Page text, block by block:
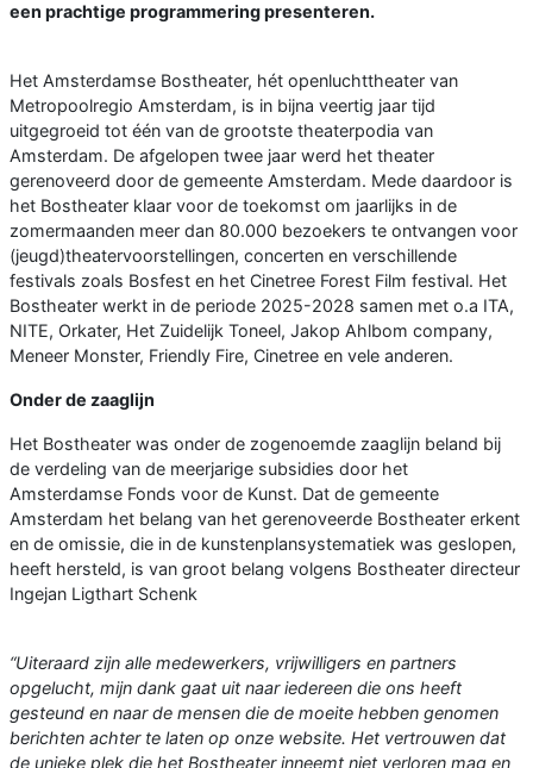
een prachtige programmering presenteren.
Het Amsterdamse Bostheater, hét openluchttheater van
Metropoolregio Amsterdam, is in bijna veertig jaar tijd
uitgegroeid tot één van de grootste theaterpodia van
Amsterdam. De afgelopen twee jaar werd het theater
gerenoveerd door de gemeente Amsterdam. Mede daardoor is
het Bostheater klaar voor de toekomst om jaarlijks in de
zomermaanden meer dan 80.000 bezoekers te ontvangen voor
(jeugd)theatervoorstellingen, concerten en verschillende
festivals zoals Bosfest en het Cinetree Forest Film festival. Het
Bostheater werkt in de periode 2025-2028 samen met o.a ITA,
NITE, Orkater, Het Zuidelijk Toneel, Jakop Ahlbom company,
Meneer Monster, Friendly Fire, Cinetree en vele anderen.
Onder de zaaglijn
Het Bostheater was onder de zogenoemde zaaglijn beland bij
de verdeling van de meerjarige subsidies door het
Amsterdamse Fonds voor de Kunst. Dat de gemeente
Amsterdam het belang van het gerenoveerde Bostheater erkent
en de omissie, die in de kunstenplansystematiek was geslopen,
heeft hersteld, is van groot belang volgens Bostheater directeur
Ingejan Ligthart Schenk
“Uiteraard zijn alle medewerkers, vrijwilligers en partners
opgelucht, mijn dank gaat uit naar iedereen die ons heeft
gesteund en naar de mensen die de moeite hebben genomen
berichten achter te laten op onze website. Het vertrouwen dat
de unieke plek die het Bostheater inneemt niet verloren mag en